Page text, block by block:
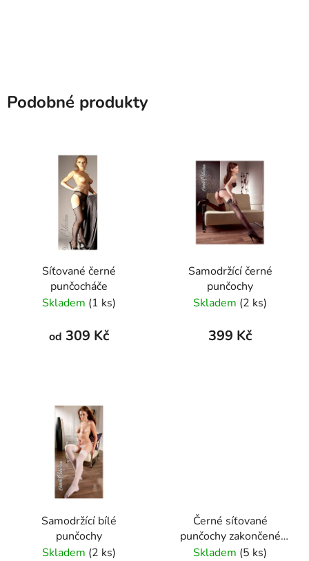
Podobné produkty
Síťované černé
punčocháče
Skladem (1 ks)
od 309 Kč
Samodržící černé
punčochy
Skladem (2 ks)
399 Kč
Samodržící bílé
punčochy
Skladem (2 ks)
Černé síťované
punčochy zakončené
krajkou
Skladem (5 ks)